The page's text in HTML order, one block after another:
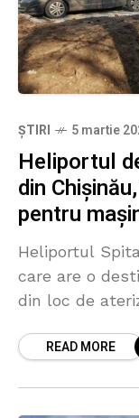
ȘTIRI 5 martie
Heliportul
din
pentru
Heliportul
care are o
din loc de
demonstrează
READ MORE